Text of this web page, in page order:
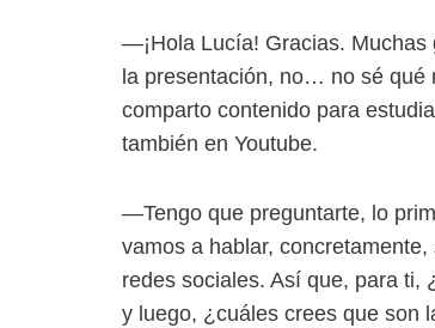
—¡Hola Lucía! Gracias.
la presentación, no… no sé
comparto contenido para
también en Youtube.
—Tengo que preguntarte, lo
vamos a hablar,
redes sociales. Así que, para ti,
y luego, ¿cuáles crees que son